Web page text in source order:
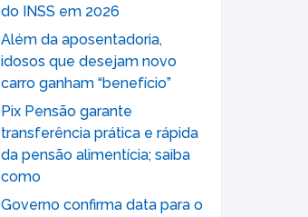
do INSS em 2026
Além da aposentadoria,
idosos que desejam novo
carro ganham “benefício”
Pix Pensão garante
transferência prática e rápida
da pensão alimentícia; saiba
como
Governo confirma data para o